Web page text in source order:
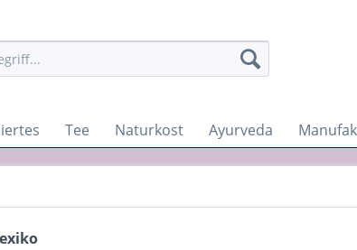
Tee Naturkost Ayurveda